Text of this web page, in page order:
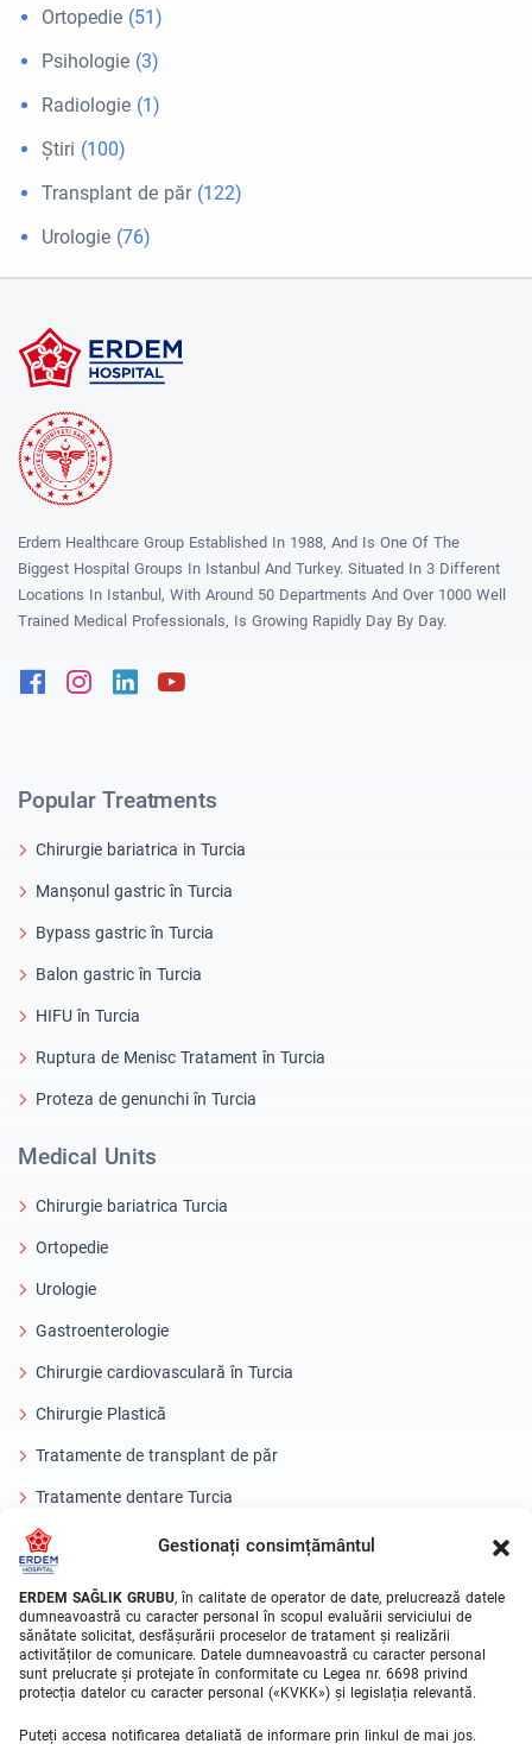
Gestionați consimțământul
ERDEM SAĞLIK GRUBU, în calitate de operator de date, prelucrează datele
dumneavoastră cu caracter personal în scopul evaluării serviciului de
sănătate solicitat, desfășurării proceselor de tratament și realizării
activităților de comunicare. Datele dumneavoastră cu caracter personal
sunt prelucrate și protejate în conformitate cu Legea nr. 6698 privind
protecția datelor cu caracter personal («KVKK») și legislația relevantă.
Puteți accesa notificarea detaliată de informare prin linkul de mai jos.
Ortopedie (51)
Psihologie (3)
Radiologie (1)
Ştiri (100)
Transplant de păr(122)
Urologie (76)
Erdem Healthcare Group Established In 1988, And Is One Of The
Biggest Hospital Groups In Istanbul And Turkey. Situated In 3 Different
Locations In Istanbul, With Around 50 Departments And Over 1000 Well
Trained Medical Professionals, Is Growing Rapidly Day By Day.
FacebookInstagram
Linkedin
Popular Treatments
Chirurgie bariatrica in Turcia
Manșonul gastric în Turcia
Bypass gastric în Turcia
Balon gastric în Turcia
HIFU în Turcia
Ruptura de Menisc Tratament în Turcia
Proteza de genunchi în Turcia
Medical Units
Chirurgie bariatrica Turcia
Ortopedie
Urologie
Gastroenterologie
Chirurgie cardiovasculară în Turcia
Chirurgie Plastică
Tratamente de transplant de păr
Tratamente dentare Turcia
Ochi cu laser
About Erdem
Despre noi
Unitati Medicale
Echipa medicala